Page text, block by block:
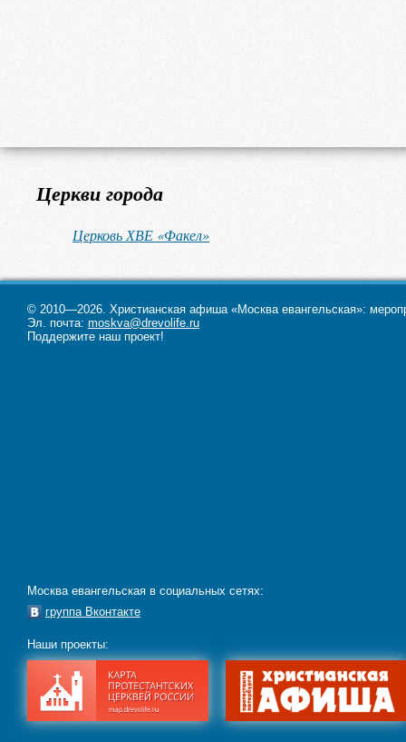
Церкви города
Церковь ХВЕ «Факел»
© 2010—2026. Христианская афиша «Москва евангельская»:
Эл. почта: moskva@drevolife.ru
Поддержите наш проект!
Москва евангельская в социальных сетях:
группа Вконтакте
Наши проекты: